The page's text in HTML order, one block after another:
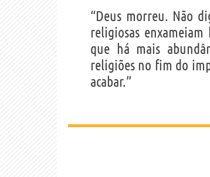
“Deus morreu. Não
religiosas
que há mais
religiões no fim do
acabar.”